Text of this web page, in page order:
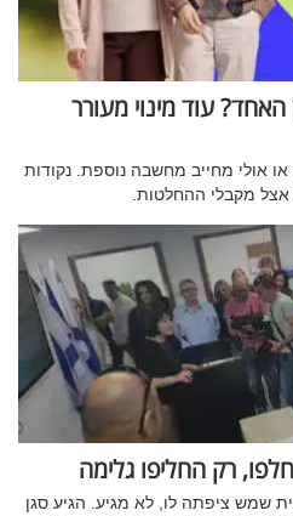
עוד מינוי מעורר
אולי מחייב מחשבה נוספת. נקודות
אצל מקבלי ההחלטות.
חלפו, רק החליפו גלימה
שמש ציפתה לו, לא מגיע. הגיע סגן